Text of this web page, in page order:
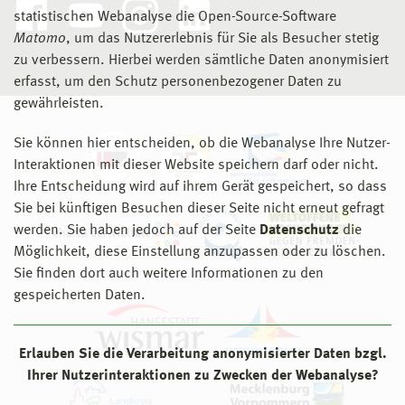
statistischen Webanalyse die Open-Source-Software
Matomo, um das Nutzererlebnis für Sie als Besucher stetig
zu verbessern. Hierbei werden sämtliche Daten anonymisiert
erfasst, um den Schutz personenbezogener Daten zu
gewährleisten.
Sie können hier entscheiden, ob die Webanalyse Ihre Nutzer-
Interaktionen mit dieser Website speichern darf oder nicht.
Ihre Entscheidung wird auf ihrem Gerät gespeichert, so dass
Sie bei künftigen Besuchen dieser Seite nicht erneut gefragt
werden. Sie haben jedoch auf der Seite Datenschutz die
Möglichkeit, diese Einstellung anzupassen oder zu löschen.
Sie finden dort auch weitere Informationen zu den
gespeicherten Daten.
Erlauben Sie die Verarbeitung anonymisierter Daten bzgl.
Ihrer Nutzerinteraktionen zu Zwecken der Webanalyse?